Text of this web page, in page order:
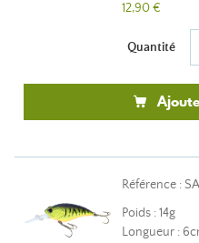
12,90 €
Quantité
Référence :
Poids : 14g
Longueur :